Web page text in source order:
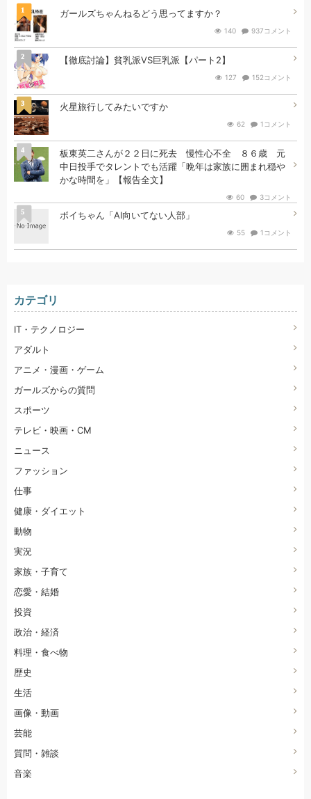
1 ガールズちゃんねるどう思ってますか？
140 937コメント
2 【徹底討論】貧乳派VS巨乳派【パート2】
127 152コメント
3 火星旅行してみたいですか
62 1コメント
4
板東英二さんが２２日に死去 慢性心不全 ８６歳 元
中日投手でタレントでも活躍「晩年は家族に囲まれ穏や
かな時間を」【報告全文】
60 3コメント
5 ボイちゃん「AI向いてない人部」
55 1コメント
カテゴリ
IT・テクノロジー
アダルト
アニメ・漫画・ゲーム
ガールズからの質問
スポーツ
テレビ・映画・CM
ニュース
ファッション
仕事
健康・ダイエット
動物
実況
家族・子育て
恋愛・結婚
投資
政治・経済
料理・食べ物
歴史
生活
画像・動画
芸能
質問・雑談
音楽